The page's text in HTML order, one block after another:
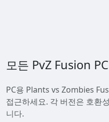
모든 PvZ Fusion
PC용 Plants vs Zombies
접근하세요. 각 버전은 호환
니다.